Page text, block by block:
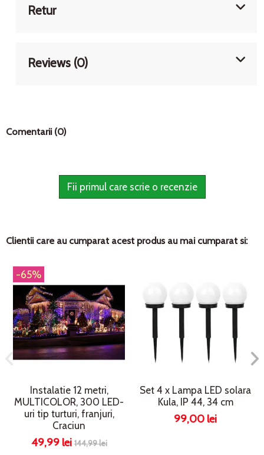
Retur
Reviews (0)
Comentarii (0)
Fii primul care scrie o recenzie
Clientii care au cumparat acest produs au mai cumparat si:
-65%
Instalatie 12 metri,
MULTICOLOR, 300 LED-
uri tip turturi, franjuri,
Craciun
49,99 lei144,99 lei
Set 4 x Lampa LED solara
Kula, IP 44, 34 cm
99,00 lei